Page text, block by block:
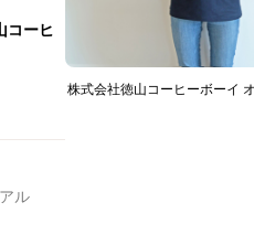
コーヒ
ル
株式会社徳山コーヒーボーイ